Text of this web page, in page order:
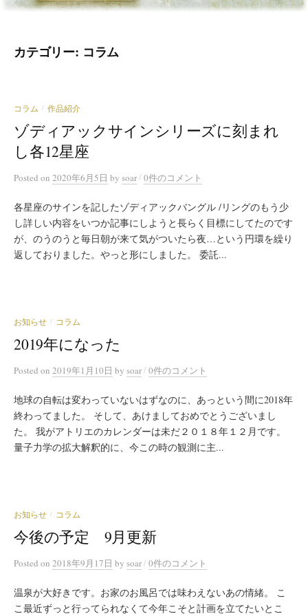
カテゴリー: コラム
コラム / 作品紹介
ゾディアックサインシリーズに刻まれ
し各12星座
Posted on 2020年6月5日 by soar/0件のコメント
各星座のサインを記したゾディアックバングル /リングのもう少
し詳しい内容をいつか記事にしようと長らく目標にしてたのです
が、のうのうと毎日朝が来て気がついたら夜…という円環を繰り
返しておりました。やっと形にしました。 委託...
お知らせ / コラム
2019年になった
Posted on 2019年1月10日 by soar/0件のコメント
地球の自転は変わっていないはずなのに、あっという間に2018年
終わってました。 そして、あけましておめでとうございまし
た。 我がアトリエのカレンダーは未だ２０１８年１２月です。
量子力学の拡大解釈的に、今この時の観測に主...
お知らせ / コラム
今後の予定 9月更新
Posted on 2018年9月17日 by soar/0件のコメント
温泉が大好きです。お家のお風呂では味わえないあの情緒。 こ
こ最近ずっと行ってられなくて今年こそと計画を立てたいとこ